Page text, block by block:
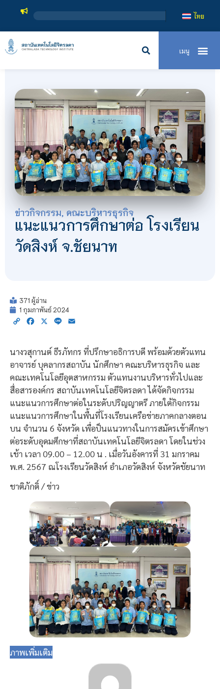
สถาบันเทค
ไทย
ข่าวกิจกรรม,คณะบริหารธุรกิจ
แนะแนวการศึกษาต่อ โรงเรียน
วัดสิงห์ จ.ชัยนาท
371 ผู้อ่าน
1 กุมภาพันธ์ 2024
Copy Facebook
X Line
นางวสุกานต์ ธีรภัทกร ที่ปรึกษาอธิการบดี พร้อมด้วยตัวแทน
อาจารย์ บุคลากรสถาบัน นักศึกษา คณะบริหารธุรกิจ และ
คณะเทคโนโลยีอุตสาหกรรม ตัวแทนงานบริหารทั่วไปและ
สื่อสารองค์กร สถาบันเทคโนโลยีจิตรลดา ได้จัดกิจกรรม
แนะแนวการศึกษาต่อในระดับปริญญาตรี ภายใต้กิจกรรม
แนะแนวการศึกษาในพื้นที่โรงเรียนเครือข่ายภาคกลางตอน
บน จำนวน 6 จังหวัด เพื่อป็นแนวทางในการสมัครเข้าศึกษา
ต่อระดับอุดมศึกษาที่สถาบันเทคโนโลยีจิตรลดา โดยในช่วง
เช้า เวลา 09.00 – 12.00 น . เมื่อวันอังคารที่ 31 มกราคม
พ.ศ. 2567 ณโรงเรียนวัดสิงห์ อำเภอวัดสิงห์ จังหวัดชัยนาท
ชาติภักดิ์ / ข่าว
ภาพเพิ่มเติม